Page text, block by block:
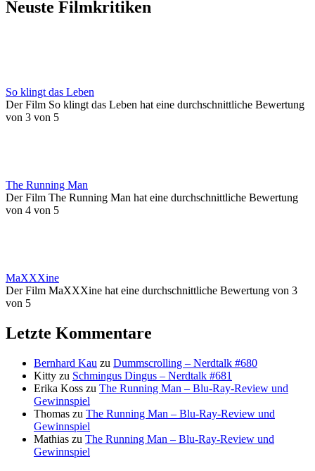
Neuste Filmkritiken
So klingt das Leben
Der Film So klingt das Leben hat eine durchschnittliche Bewertung
von 3 von 5
The Running Man
Der Film The Running Man hat eine durchschnittliche Bewertung
von 4 von 5
MaXXXine
Der Film MaXXXine hat eine durchschnittliche Bewertung von 3
von 5
Letzte Kommentare
Bernhard Kau zu Dummscrolling – Nerdtalk #680
Kitty zu Schmingus Dingus – Nerdtalk #681
Erika Koss zu The Running Man – Blu-Ray-Review und
Gewinnspiel
Thomas zu The Running Man – Blu-Ray-Review und
Gewinnspiel
Mathias zu The Running Man – Blu-Ray-Review und
Gewinnspiel